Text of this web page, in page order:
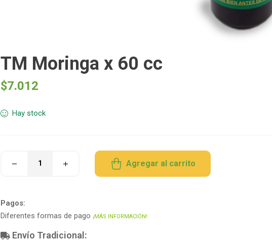
TM Moringa x 60 cc
$7.012
Hay stock
Agregar al carrito
Pagos:
Diferentes formas de pago ¡MÁS INFORMACIÓN!
Envío Tradicional: